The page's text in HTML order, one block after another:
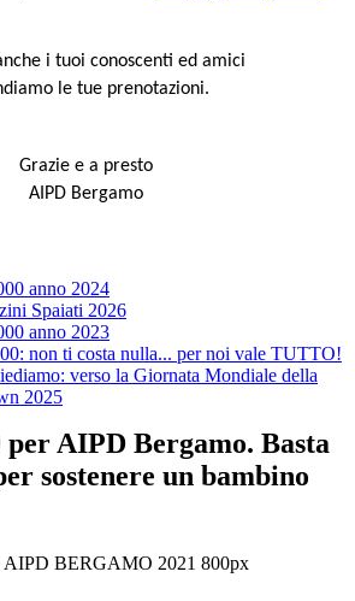
i tuoi conoscenti ed amici
le tue prenotazioni.
Grazie e a presto
AIPD Bergamo
anno 2024
Spaiati 2026
anno 2023
non ti costa nulla... per noi vale TUTTO!
verso la Giornata Mondiale della
2025
AIPD Bergamo. Basta
sostenere un bambino